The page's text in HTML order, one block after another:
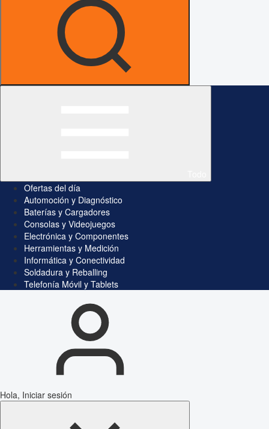
Ofertas del día
Automoción y Diagnóstico
Baterías y Cargadores
Consolas y Videojuegos
Electrónica y Componentes
Herramientas y Medición
Informática y Conectividad
Soldadura y Reballing
Telefonía Móvil y Tablets
Hola, Iniciar sesión